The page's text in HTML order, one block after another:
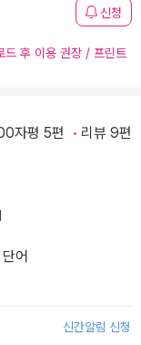
신청
드 후 이용 권장 / 프린트
자평 5편 리뷰 9편
어
신간알림 신청